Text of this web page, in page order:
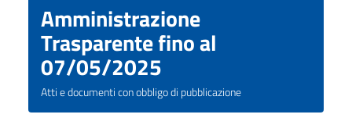
Amministrazione
Trasparente fino al
07/05/2025
Atti e documenti con obbligo di pubblicazione